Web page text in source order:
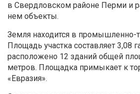
в Свердловском районе Перми и
нем объекты.
Земля находится в промышленно-
Площадь участка составляет 3,08
расположено 12 зданий общей
метров. Площадка примыкает к
«Евразия».